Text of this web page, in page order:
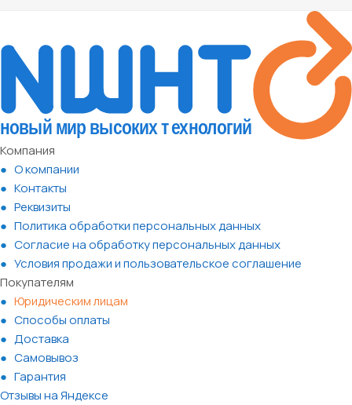
Компания
О компании
Контакты
Реквизиты
Политика обработки персональных данных
Согласие на обработку персональных данных
Условия продажи и пользовательское соглашение
Покупателям
Юридическим лицам
Способы оплаты
Доставка
Самовывоз
Гарантия
Отзывы на Яндексе